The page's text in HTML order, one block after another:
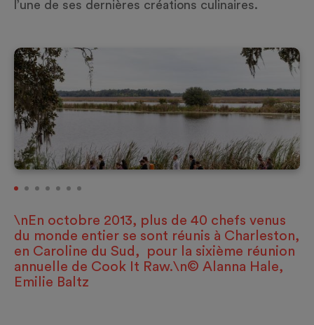
l’une de ses dernières créations culinaires.
\nEn octobre 2013, plus de 40 chefs venus
du monde entier se sont réunis à Charleston,
en Caroline du Sud, pour la sixième réunion
annuelle de Cook It Raw.\n© Alanna Hale,
Emilie Baltz